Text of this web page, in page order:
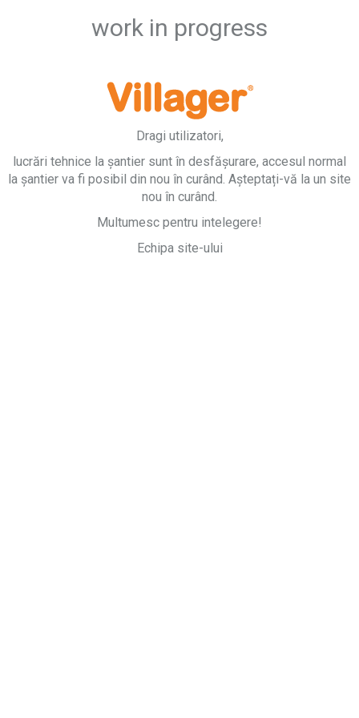
work in progress
Dragi utilizatori,
lucrări tehnice la șantier sunt în desfășurare, accesul normal
la șantier va fi posibil din nou în curând. Așteptați-vă la un site
nou în curând.
Multumesc pentru intelegere!
Echipa site-ului